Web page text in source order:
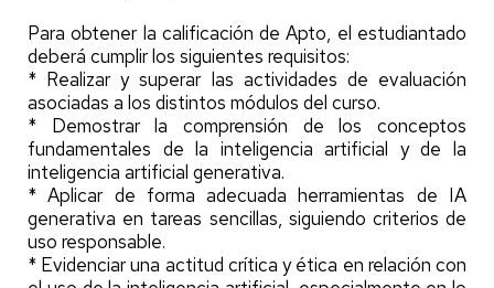
Para obtener la calificación de Apto, el estudiantado
deberá cumplir los siguientes requisitos:
* Realizar y superar las actividades de evaluación
asociadas a los distintos módulos del curso.
* Demostrar la comprensión de los conceptos
fundamentales de la inteligencia artificial y de la
inteligencia artificial generativa.
* Aplicar de forma adecuada herramientas de IA
generativa en tareas sencillas, siguiendo criterios de
uso responsable.
* Evidenciar una actitud crítica y ética en relación con